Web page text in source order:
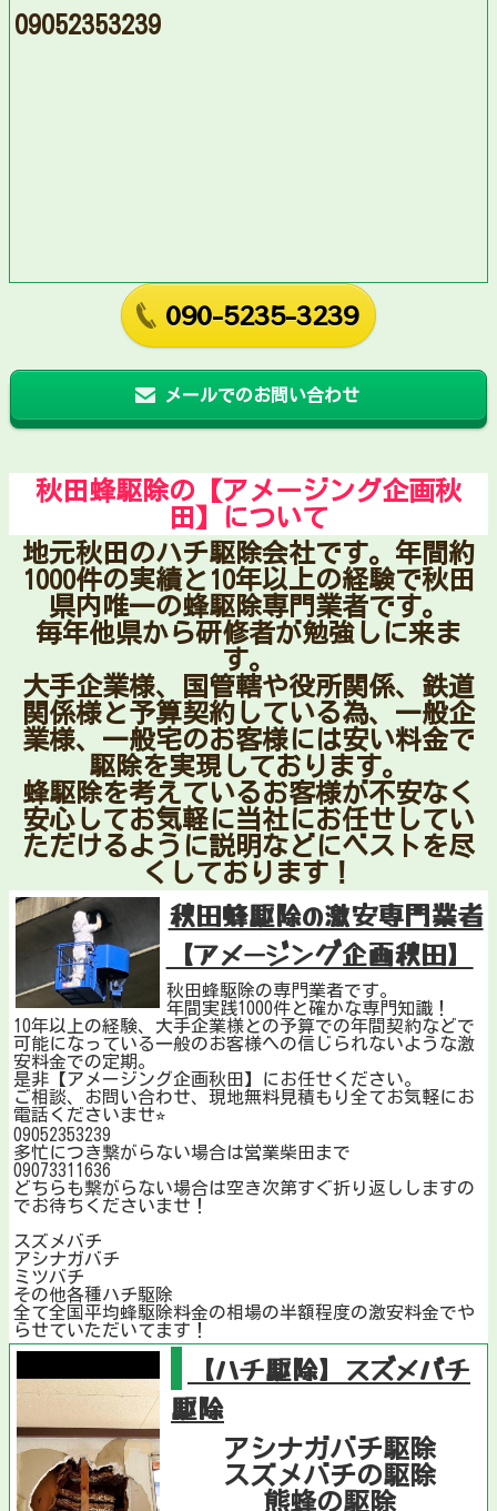
09052353239
090-5235-3239
メールでのお問い合わせ
秋田蜂駆除の【アメージング企画秋
田】について
地元秋田のハチ駆除会社です。年間約
1000件の実績と10年以上の経験で秋田
県内唯一の蜂駆除専門業者です。
毎年他県から研修者が勉強しに来ま
す。
大手企業様、国管轄や役所関係、鉄道
関係様と予算契約している為、一般企
業様、一般宅のお客様には安い料金で
駆除を実現しております。
蜂駆除を考えているお客様が不安なく
安心してお気軽に当社にお任せしてい
ただけるように説明などにベストを尽
くしております！
秋田蜂駆除の激安専門業者
【アメージング企画秋田】
秋田蜂駆除の専門業者です。
年間実践1000件と確かな専門知識！
10年以上の経験、大手企業様との予算での年間契約などで
可能になっている一般のお客様への信じられないような激
安料金での定期。
是非【アメージング企画秋田】にお任せください。
ご相談、お問い合わせ、現地無料見積もり全てお気軽にお
電話くださいませ⭐︎
09052353239
多忙につき繋がらない場合は営業柴田まで
09073311636
どちらも繋がらない場合は空き次第すぐ折り返ししますの
でお待ちくださいませ！
スズメバチ
アシナガバチ
ミツバチ
その他各種ハチ駆除
全て全国平均蜂駆除料金の相場の半額程度の激安料金でや
らせていただいてます！
【ハチ駆除】スズメバチ
駆除
アシナガバチ駆除
スズメバチの駆除
熊蜂の駆除